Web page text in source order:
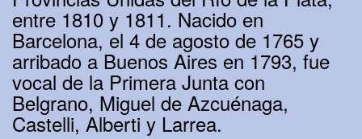
entre 1810 y 1811. Nacido en
Barcelona, el 4 de agosto de 1765 y
arribado a Buenos Aires en 1793, fue
vocal de la Primera Junta con
Belgrano, Miguel de Azcuénaga,
Castelli, Alberti y Larrea.